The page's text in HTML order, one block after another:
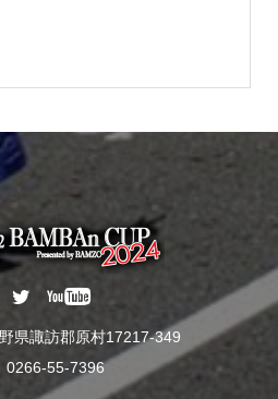
県諏訪郡原村17217-349
0266-55-7396